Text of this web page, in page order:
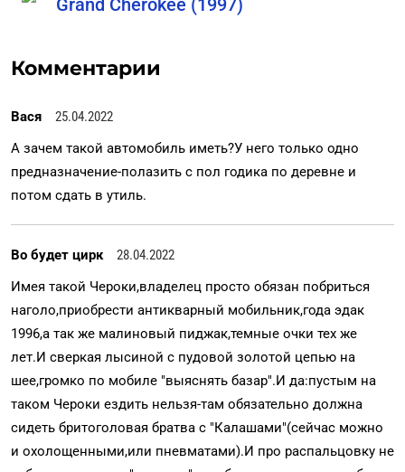
Grand Cherokee (1997)
Комментарии
Вася
25.04.2022
А зачем такой автомобиль иметь?У него только одно
предназначение-полазить с пол годика по деревне и
потом сдать в утиль.
Во будет цирк
28.04.2022
Имея такой Чероки,владелец просто обязан побриться
наголо,приобрести антикварный мобильник,года эдак
1996,а так же малиновый пиджак,темные очки тех же
лет.И сверкая лысиной с пудовой золотой цепью на
шее,громко по мобиле "выяснять базар".И да:пустым на
таком Чероки ездить нельзя-там обязательно должна
сидеть бритоголовая братва с "Калашами"(сейчас можно
и охолощенными,или пневматами).И про распальцовку не